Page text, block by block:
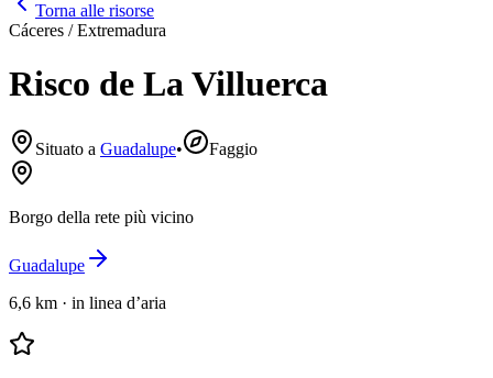
Torna alle risorse
Cáceres / Extremadura
Risco de La Villuerca
Situato a Guadalupe• Faggio
Borgo della rete più vicino
Guadalupe
6,6 km · in linea d’aria